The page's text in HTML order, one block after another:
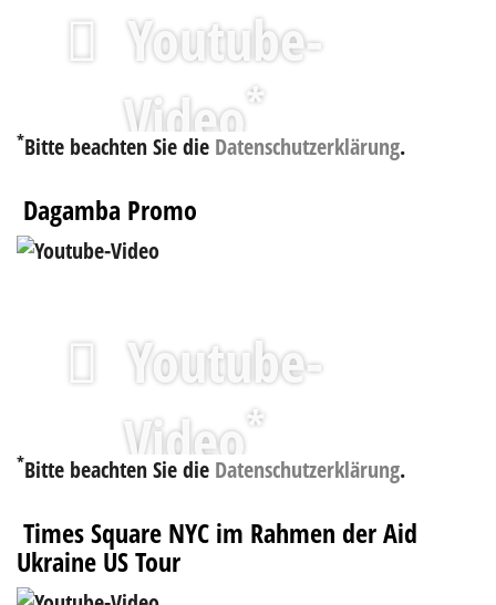
Youtube-
Video*
*Bitte beachten Sie die Datenschutzerklärung.
Dagamba Promo
Youtube-
Video*
*Bitte beachten Sie die Datenschutzerklärung.
Times Square NYC im Rahmen der Aid
Ukraine US Tour